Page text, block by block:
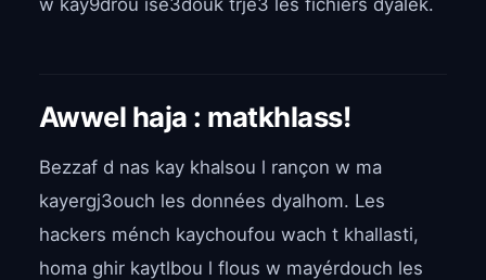
w kay9drou ise3douk trje3 les fichiers dyalek.
Awwel haja : matkhlass!
Bezzaf d nas kay khalsou l rançon w ma
kayergj3ouch les données dyalhom. Les
hackers ménch kaychoufou wach t khallasti,
homa ghir kaytlbou l flous w mayérdouch les